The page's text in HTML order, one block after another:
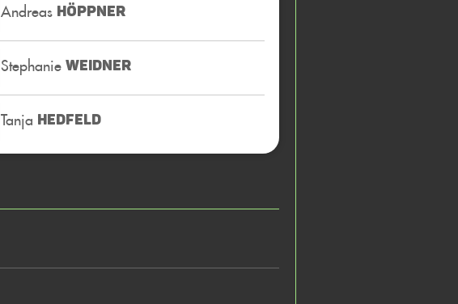
Andreas HÖPPNER
Stephanie WEIDNER
Tanja HEDFELD